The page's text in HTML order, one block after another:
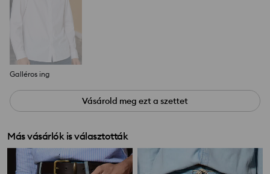
Galléros ing
Vásárold meg ezt a szettet
Más vásárlók is választották